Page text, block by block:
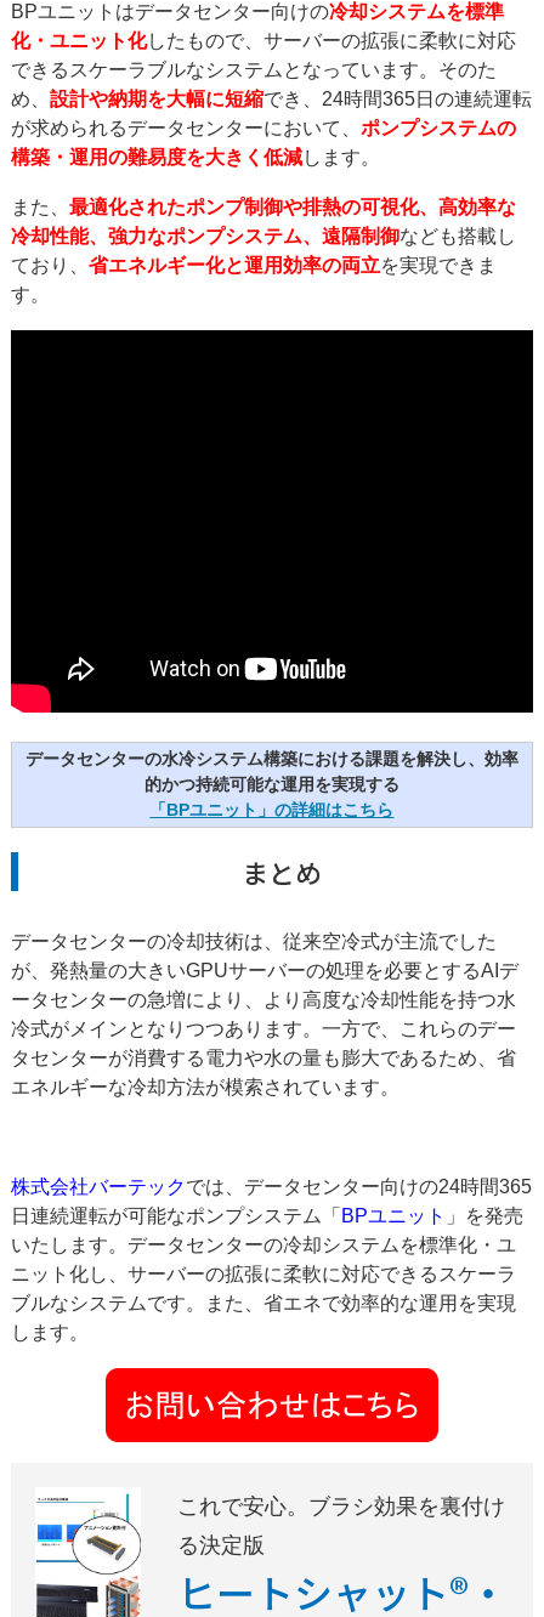
BPユニットはデータセンター向けの冷却システムを標準
化・ユニット化したもので、サーバーの拡張に柔軟に対応
できるスケーラブルなシステムとなっています。そのた
め、 設計や納期を大幅に短縮でき、24時間365日の連続運転
が求められるデータセンターにおいて、 ポンプシステムの
構築・運用の難易度を大きく低減します。
また、 最適化されたポンプ制御や排熱の可視化、高効率な
冷却性能、強力なポンプシステム、遠隔制御なども搭載し
ており、 省エネルギー化と運用効率の両立を実現できま
す。
データセンターの水冷システム構築における課題を解決し、効率
的かつ持続可能な運用を実現する
「BPユニット」の詳細はこちら
まとめ
データセンターの冷却技術は、従来空冷式が主流でした
が、発熱量の大きいGPUサーバーの処理を必要とするAIデ
ータセンターの急増により、より高度な冷却性能を持つ水
冷式がメインとなりつつあります。一方で、これらのデー
タセンターが消費する電力や水の量も膨大であるため、省
エネルギーな冷却方法が模索されています。
株式会社バーテックでは、データセンター向けの24時間365
日連続運転が可能なポンプシステム「 BPユニット 」を発売
いたします。データセンターの冷却システムを標準化・ユ
ニット化し、サーバーの拡張に柔軟に対応できるスケーラ
ブルなシステムです。また、省エネで効率的な運用を実現
します。
これで安心。ブラシ効果を裏付け
る決定版
ヒートシャット®・